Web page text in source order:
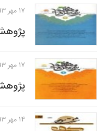
۱۷ مهر ۱۳۹۳ ۱۰:۰۱
۱۷ مهر ۱۳۹۳ ۱۰:۰۱
۱۴ مهر ۱۳۹۳ ۰۸:۱۷